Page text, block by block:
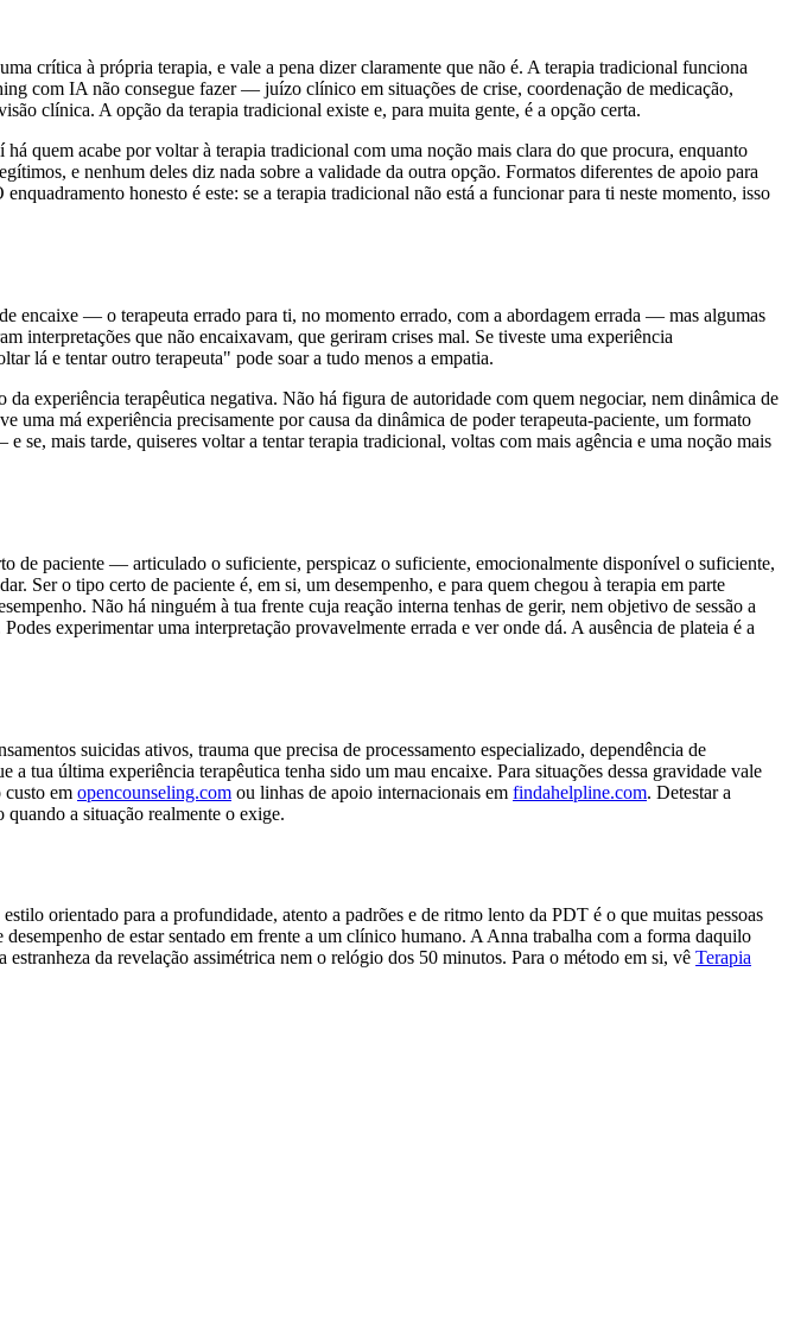
crítica à própria terapia, e vale a pena dizer claramente que não é. A terapia tradicional funciona
com IA não consegue fazer — juízo clínico em situações de crise, coordenação de medicação,
clínica. A opção da terapia tradicional existe e, para muita gente, é a opção certa.
quem acabe por voltar à terapia tradicional com uma noção mais clara do que procura, enquanto
e nenhum deles diz nada sobre a validade da outra opção. Formatos diferentes de apoio para
honesto é este: se a terapia tradicional não está a funcionar para ti neste momento, isso
encaixe — o terapeuta errado para ti, no momento errado, com a abordagem errada — mas algumas
interpretações que não encaixavam, que geriram crises mal. Se tiveste uma experiência
lá e tentar outro terapeuta" pode soar a tudo menos a empatia.
experiência terapêutica negativa. Não há figura de autoridade com quem negociar, nem dinâmica de
uma má experiência precisamente por causa da dinâmica de poder terapeuta-paciente, um formato
mais tarde, quiseres voltar a tentar terapia tradicional, voltas com mais agência e uma noção mais
de paciente — articulado o suficiente, perspicaz o suficiente, emocionalmente disponível o suficiente,
Ser o tipo certo de paciente é, em si, um desempenho, e para quem chegou à terapia em parte
Não há ninguém à tua frente cuja reação interna tenhas de gerir, nem objetivo de sessão a
experimentar uma interpretação provavelmente errada e ver onde dá. A ausência de plateia é a
suicidas ativos, trauma que precisa de processamento especializado, dependência de
tua última experiência terapêutica tenha sido um mau encaixe. Para situações dessa gravidade vale
custo em opencounseling.com ou linhas de apoio internacionais em findahelpline.com. Detestar a
a situação realmente o exige.
orientado para a profundidade, atento a padrões e de ritmo lento da PDT é o que muitas pessoas
de estar sentado em frente a um clínico humano. A Anna trabalha com a forma daquilo
da revelação assimétrica nem o relógio dos 50 minutos. Para o método em si, vê Terapia